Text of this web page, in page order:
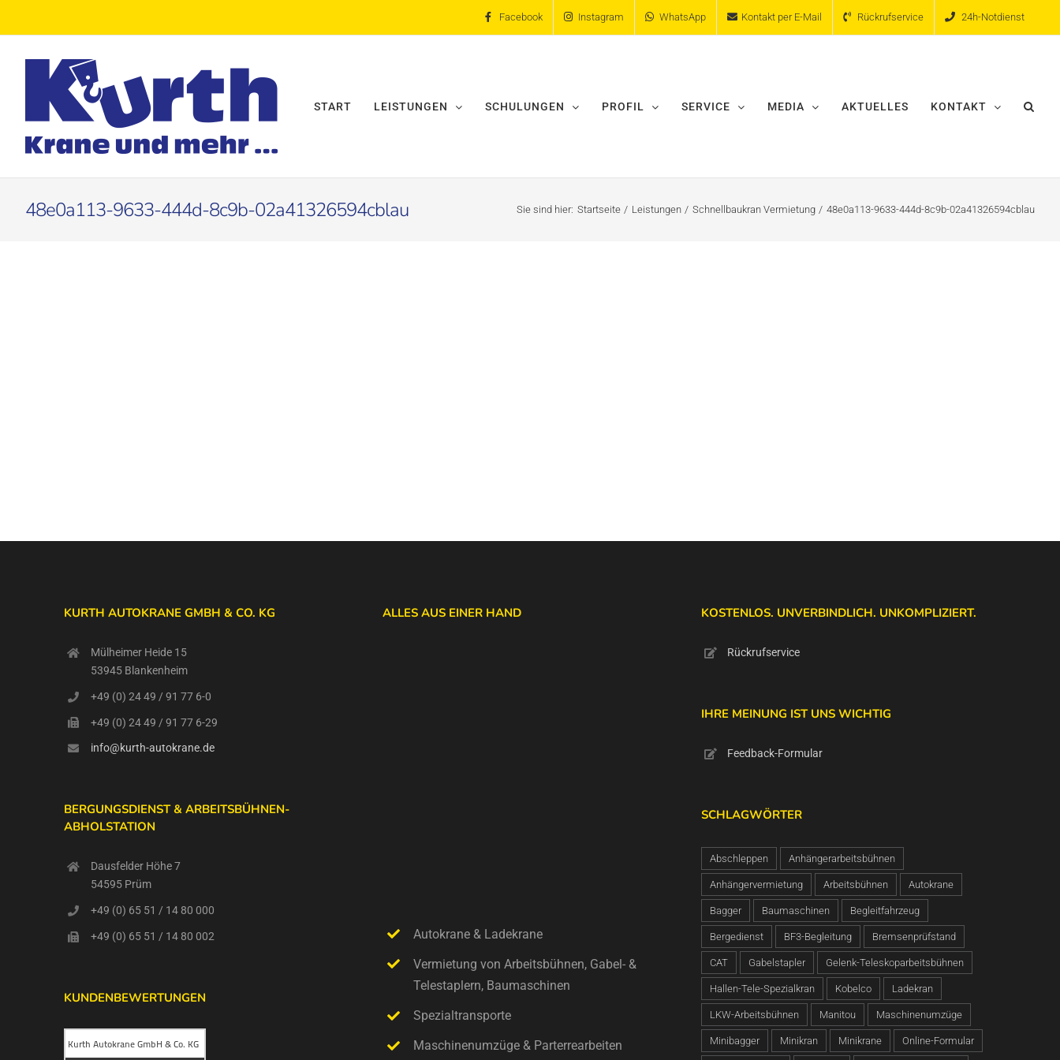
Facebook Instagram WhatsApp Kontakt per E-Mail Rückrufservice 24h-Notdienst
START LEISTUNGEN SCHULUNGEN PROFIL SERVICE MEDIA AKTUELLES KONTAKT
48e0a113-9633-444d-8c9b-02a41326594cblau Sie sind hier: Startseite Leistungen Schnellbaukran Vermietung 48e0a113-9633-444d-8c9b-02a41326594cblau
KURTH AUTOKRANE GMBH & CO. KG
Mülheimer Heide 15
53945 Blankenheim
+49 (0) 24 49 / 91 77 6-0
+49 (0) 24 49 / 91 77 6-29
info@kurth-autokrane.de
BERGUNGSDIENST & ARBEITSBÜHNEN-
ABHOLSTATION
Dausfelder Höhe 7
54595 Prüm
+49 (0) 65 51 / 14 80 000
+49 (0) 65 51 / 14 80 002
KUNDENBEWERTUNGEN
ALLES AUS EINER HAND
Autokrane & Ladekrane
Vermietung von Arbeitsbühnen, Gabel- &
Telestaplern, Baumaschinen
Spezialtransporte
Maschinenumzüge & Parterrearbeiten
KOSTENLOS. UNVERBINDLICH. UNKOMPLIZIERT.
Rückrufservice
IHRE MEINUNG IST UNS WICHTIG
Feedback-Formular
SCHLAGWÖRTER
Abschleppen Anhängerarbeitsbühnen
Anhängervermietung Arbeitsbühnen Autokrane
Bagger Baumaschinen Begleitfahrzeug
Bergedienst BF3-Begleitung Bremsenprüfstand
CAT Gabelstapler Gelenk-Teleskoparbeitsbühnen
Hallen-Tele-Spezialkran Kobelco Ladekran
LKW-Arbeitsbühnen Manitou Maschinenumzüge
Minibagger Minikran Minikrane Online-Formular